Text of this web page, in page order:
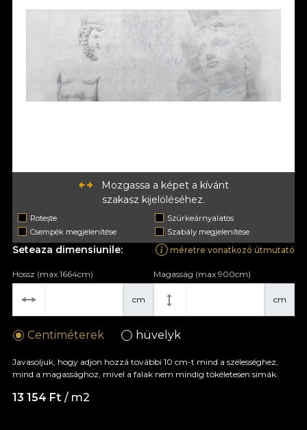
Mozgassa a képet a kívánt
szakasz kijelöléséhez.
Rotește
Szürkeárnyalatos
Csempék megjelenítése
Szabály megjelenítése
Seteaza dimensiunile: méretre vonatkozó útmutató
cm
Hossz (max 1664cm)
cm
Magasság (max 900cm)
Centiméterek hüvelyk
Javasoljuk, hogy adjon hozzá további 10 cm-t mind a szélességhez,
mind a magassághoz, mivel a falak nem mindig tökéletesen simák.
13 154 Ft / m2